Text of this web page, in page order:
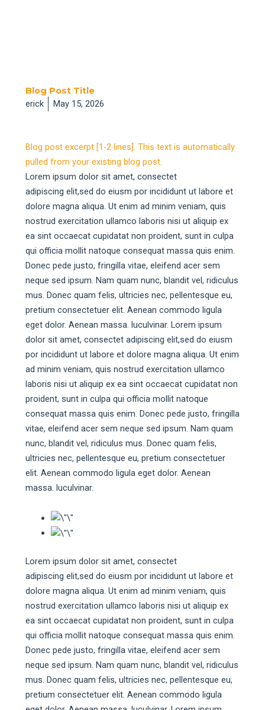
Blog Post Title
erick
May 15, 2026
Blog post excerpt [1-2 lines]. This text is automatically
pulled from your existing blog post.
Lorem ipsum dolor sit amet, consectet
adipiscing elit,sed do eiusm por incididunt ut labore et
dolore magna aliqua. Ut enim ad minim veniam, quis
nostrud exercitation ullamco laboris nisi ut aliquip ex
ea sint occaecat cupidatat non proident, sunt in culpa
qui officia mollit natoque consequat massa quis enim.
Donec pede justo, fringilla vitae, eleifend acer sem
neque sed ipsum. Nam quam nunc, blandit vel, ridiculus
mus. Donec quam felis, ultricies nec, pellentesque eu,
pretium consectetuer elit. Aenean commodo ligula
eget dolor. Aenean massa. luculvinar. Lorem ipsum
dolor sit amet, consectet adipiscing elit,sed do eiusm
por incididunt ut labore et dolore magna aliqua. Ut enim
ad minim veniam, quis nostrud exercitation ullamco
laboris nisi ut aliquip ex ea sint occaecat cupidatat non
proident, sunt in culpa qui officia mollit natoque
consequat massa quis enim. Donec pede justo, fringilla
vitae, eleifend acer sem neque sed ipsum. Nam quam
nunc, blandit vel, ridiculus mus. Donec quam felis,
ultricies nec, pellentesque eu, pretium consectetuer
elit. Aenean commodo ligula eget dolor. Aenean
massa. luculvinar.
Lorem ipsum dolor sit amet, consectet
adipiscing elit,sed do eiusm por incididunt ut labore et
dolore magna aliqua. Ut enim ad minim veniam, quis
nostrud exercitation ullamco laboris nisi ut aliquip ex
ea sint occaecat cupidatat non proident, sunt in culpa
qui officia mollit natoque consequat massa quis enim.
Donec pede justo, fringilla vitae, eleifend acer sem
neque sed ipsum. Nam quam nunc, blandit vel, ridiculus
mus. Donec quam felis, ultricies nec, pellentesque eu,
pretium consectetuer elit. Aenean commodo ligula